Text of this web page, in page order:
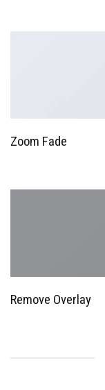
Zoom Fade
Remove Overlay